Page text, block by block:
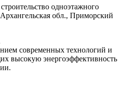
одноэтажного
обл., Приморский
современных технологий и
высокую энергоэффективность